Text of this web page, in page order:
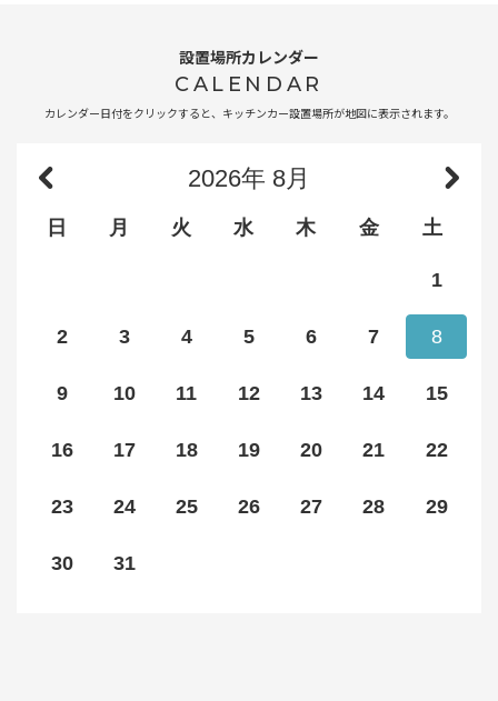
設置場所カレンダー
CALENDAR
カレンダー日付をクリックすると、キッチンカー設置場所が地図に表示されます。
2026年 8月
日 月 火 水 木 金 土
1
2 3 4 5 6 7 8
9 10 11 12 13 14 15
16 17 18 19 20 21 22
23 24 25 26 27 28 29
30 31